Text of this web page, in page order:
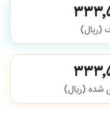
(ریال)
شده (ریال)